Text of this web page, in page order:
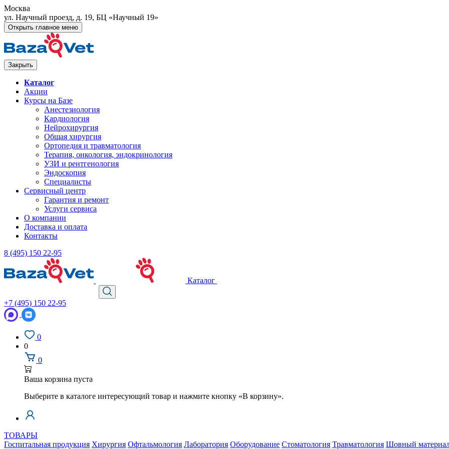
Москва
ул. Научный проезд, д. 19, БЦ «Научный 19»
Открыть главное меню
Закрыть
Каталог
Акции
Курсы на Базе
Анестезиология
Кардиология
Нейрохирургия
Общая хирургия
Ортопедия и травматология
Терапия, онкология, эндокринология
УЗИ и рентгенология
Эндоскопия
Специалисты
Сервисный центр
Гарантия и ремонт
Услуги сервиса
О компании
Доставка и оплата
Контакты
8 (495) 150 22-95
Каталог
+7 (495) 150 22-95
0
0
0
Ваша корзина пуста
Выберите в каталоге интересующий товар и нажмите кнопку «В корзину».
ТОВАРЫ
Госпитальная продукция Хирургия Офтальмология Лаборатория Оборудование Стоматология Травматология Шовный